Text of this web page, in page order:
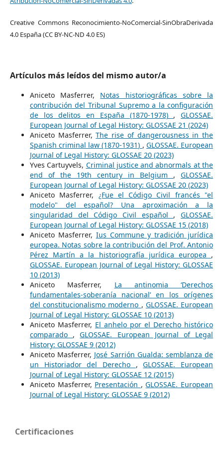
Creative Commons Reconocimiento-NoComercial-SinObraDerivada
4.0 España (CC BY-NC-ND 4.0 ES)
Artículos más leídos del mismo autor/a
Aniceto Masferrer, Notas historiográficas sobre la
contribución del Tribunal Supremo a la configuración
de los delitos en España (1870-1978) ,GLOSSAE.
European Journal of Legal History: GLOSSAE 21 (2024)
Aniceto Masferrer,The rise of dangerousness in the
Spanish criminal law (1870-1931) , GLOSSAE. European
Journal of Legal History: GLOSSAE 20 (2023)
Yves Cartuyvels, Criminal justice and abnormals at the
end of the 19th century in Belgium ,GLOSSAE.
European Journal of Legal History: GLOSSAE 20 (2023)
Aniceto Masferrer, ¿Fue el Código Civil francés "el
modelo" del español? Una aproximación a la
singularidad del Código Civil español ,GLOSSAE.
European Journal of Legal History: GLOSSAE 15 (2018)
Aniceto Masferrer, Ius Commune y tradición jurídica
europea. Notas sobre la contribución del Prof. Antonio
Pérez Martín a la historiografía jurídica europea ,
GLOSSAE. European Journal of Legal History: GLOSSAE
10 (2013)
Aniceto Masferrer, La antinomia ‘Derechos
fundamentales-soberanía nacional’ en los orígenes
del constitucionalismo moderno , GLOSSAE. European
Journal of Legal History: GLOSSAE 10 (2013)
Aniceto Masferrer, El anhelo por el Derecho histórico
comparado ,GLOSSAE. European Journal of Legal
History: GLOSSAE 9 (2012)
Aniceto Masferrer, José Sarrión Gualda: semblanza de
un Historiador del Derecho ,GLOSSAE. European
Journal of Legal History: GLOSSAE 12 (2015)
Aniceto Masferrer, Presentación ,GLOSSAE. European
Journal of Legal History: GLOSSAE 9 (2012)
Certificaciones